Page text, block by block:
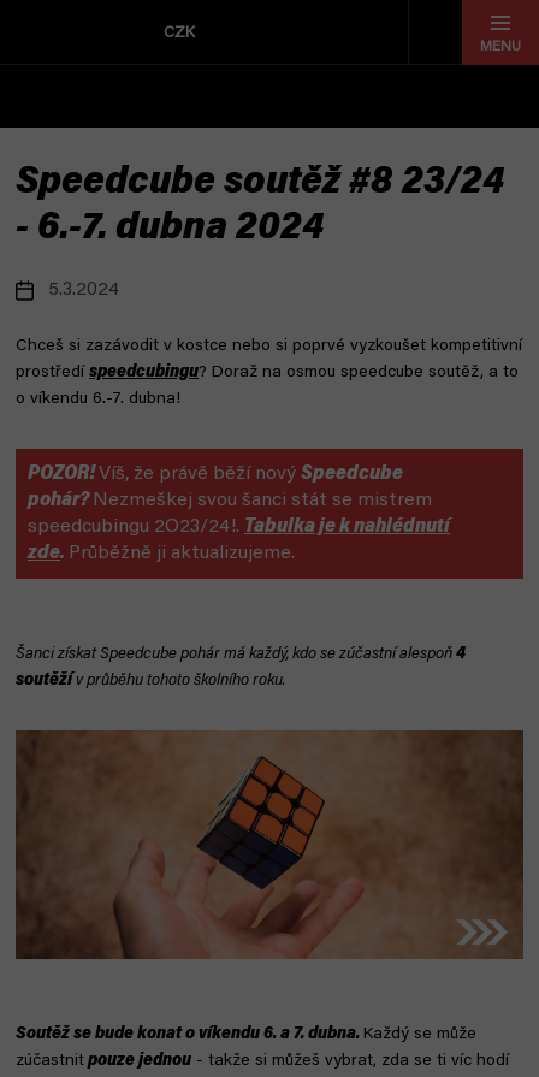
CZK
Speedcube soutěž #8 23/24
- 6.-7. dubna 2024
5.3.2024
Chceš si zazávodit v kostce nebo si poprvé vyzkoušet kompetitivní
prostředí speedcubingu? Doraž na osmou speedcube soutěž, a to
o víkendu 6.-7. dubna!
POZOR! Víš, že právě běží nový Speedcube
pohár? Nezmeškej svou šanci stát se mistrem
speedcubingu 2O23/24!. Tabulka je k nahlédnutí
zde. Průběžně ji aktualizujeme.
Šanci získat Speedcube pohár má každý, kdo se zúčastní alespoň 4
soutěží v průběhu tohoto školního roku.
Soutěž se bude konat o víkendu 6. a 7. dubna. Každý se může
zúčastnit pouze jednou - takže si můžeš vybrat, zda se ti víc hodí